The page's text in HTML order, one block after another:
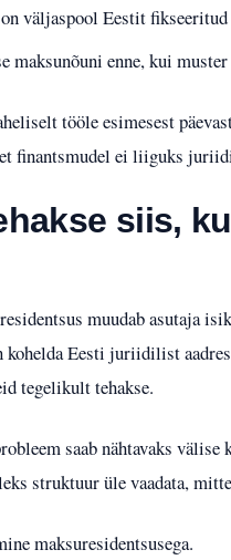
väljaspool Eestit
maksunõuni enne, kui
tööle esimesest
finantsmudel ei liiguks
siis,
muudab asutaja
kohelda Eesti juriidilist
tegelikult tehakse.
saab nähtavaks
struktuur üle vaadata,
maksuresidentsusega.